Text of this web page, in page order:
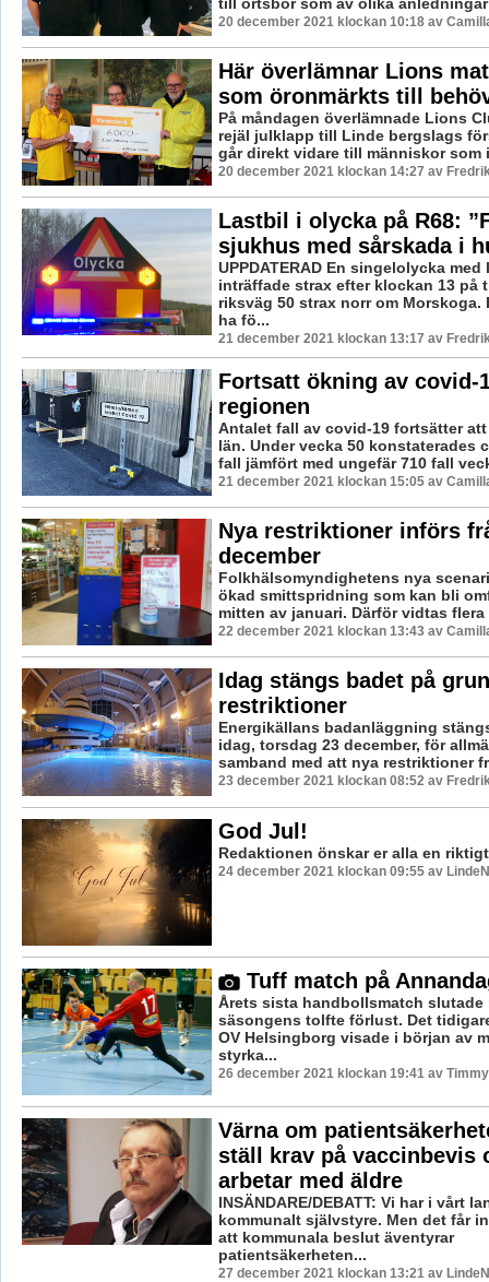
20 december 2021 klockan 10:18 av
Här överlämnar Lions
som öronmärkts till
På måndagen överlämnade Lions
rejäl julklapp till Linde bergslags
går direkt vidare till människor som
20 december 2021 klockan 14:27 av
Lastbil i olycka på R68:
sjukhus med sårskada i
UPPDATERAD En singelolycka med
inträffade strax efter klockan 13 på
riksväg 50 strax norr om Morskoga.
ha fö...
21 december 2021 klockan 13:17 av
Fortsatt ökning av covid-
regionen
Antalet fall av covid-19 fortsätter
län. Under vecka 50 konstaterades
fall jämfört med ungefär 710 fall
21 december 2021 klockan 15:05 av
Nya restriktioner införs
december
Folkhälsomyndighetens nya
ökad smittspridning som kan bli
mitten av januari. Därför vidtas
22 december 2021 klockan 13:43 av
Idag stängs badet på
restriktioner
Energikällans badanläggning
idag, torsdag 23 december, för
samband med att nya restriktioner
23 december 2021 klockan 08:52 av
God Jul!
Redaktionen önskar er alla en
24 december 2021 klockan 09:55 av
Tuff match på
Årets sista handbollsmatch slutade
säsongens tolfte förlust. Det
OV Helsingborg visade i början av
styrka...
26 december 2021 klockan 19:41 av
Värna om
ställ krav på vaccinbevis
arbetar med äldre
INSÄNDARE/DEBATT: Vi har i vårt
kommunalt självstyre. Men det får
att kommunala beslut äventyrar
patientsäkerheten...
27 december 2021 klockan 13:21 av